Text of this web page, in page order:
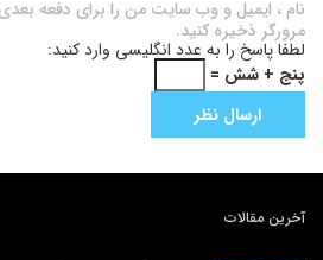
نام ، ایمیل و وب سایت من را برای دفعه
مرورگر ذخیره کنید.
لطفا پاسخ را به عدد انگلیسی وارد کنید:
پنج + شش =
آخرین مقالات